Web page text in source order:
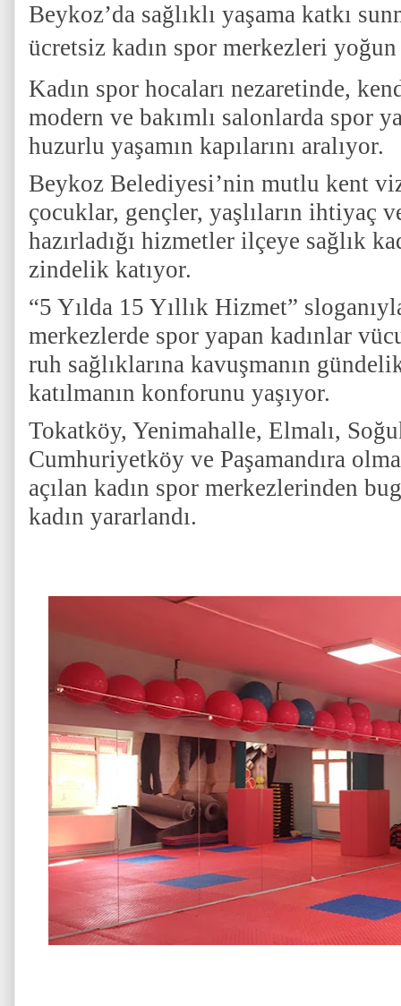
Beykoz’da sağlıklı yaşama katkı
ücretsiz kadın spor merkezleri
Kadın spor hocaları nezaretinde,
modern ve bakımlı salonlarda spor
huzurlu yaşamın kapılarını aralıyor.
Beykoz Belediyesi’nin mutlu kent
çocuklar, gençler, yaşlıların ihtiyaç
hazırladığı hizmetler ilçeye sağlık
zindelik katıyor.
“5 Yılda 15 Yıllık Hizmet”
merkezlerde spor yapan kadınlar
ruh sağlıklarına kavuşmanın
katılmanın konforunu yaşıyor.
Tokatköy, Yenimahalle, Elmalı,
Cumhuriyetköy ve Paşamandıra
açılan kadın spor merkezlerinden
kadın yararlandı.